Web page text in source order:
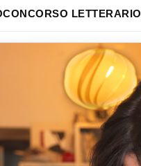
CONCORSO LETTERARIO